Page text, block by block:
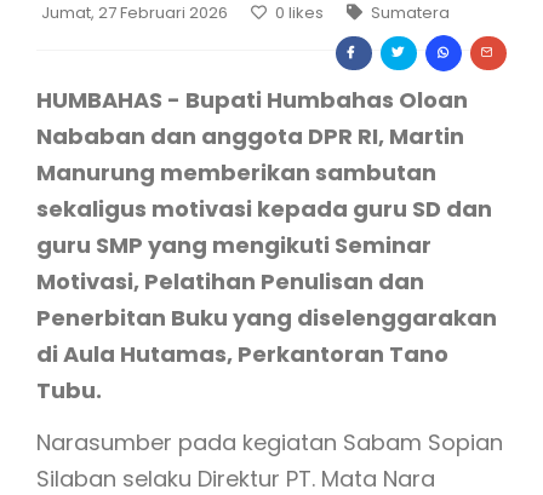
Jumat, 27 Februari 2026 0 likes Sumatera
HUMBAHAS - Bupati Humbahas Oloan
Nababan dan anggota DPR RI, Martin
Manurung memberikan sambutan
sekaligus motivasi kepada guru SD dan
guru SMP yang mengikuti Seminar
Motivasi, Pelatihan Penulisan dan
Penerbitan Buku yang diselenggarakan
di Aula Hutamas, Perkantoran Tano
Tubu.
Narasumber pada kegiatan Sabam Sopian
Silaban selaku Direktur PT. Mata Nara